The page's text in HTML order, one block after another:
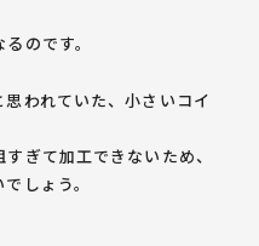
る のです。
われていた、小さいコイ
ぎて加工できないため、
しょう。